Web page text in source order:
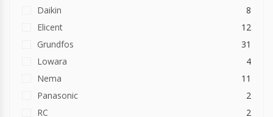
Daikin
8
Elicent
12
Grundfos
31
Lowara
4
Nema
11
Panasonic
2
RC
2